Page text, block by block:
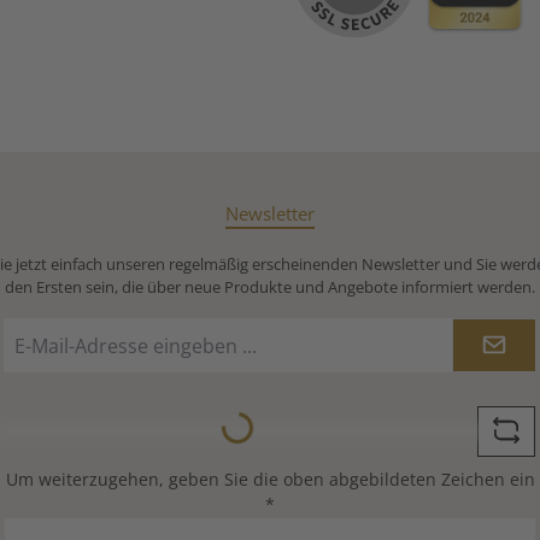
Newsletter
jetzt einfach unseren regelmäßig erscheinenden Newsletter und Sie
den Ersten sein, die über neue Produkte und Angebote informiert werden.
Mail-
Loading...
Um weiterzugehen, geben Sie die oben abgebildeten Zeichen ein
*